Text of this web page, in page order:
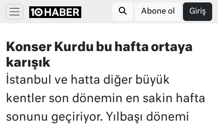
Abone ol Giriş
Konser Kurdu bu hafta ortaya
karışık
İstanbul ve hatta diğer büyük
kentler son dönemin en sakin hafta
sonunu geçiriyor. Yılbaşı dönemi